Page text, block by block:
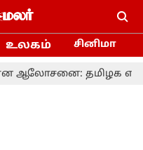
உலகம் சினிமா
தமிழக